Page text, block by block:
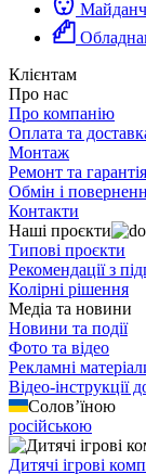
Клієнтам
Про нас
Про компанію
Оплата та
Монтаж
Ремонт та гарантія
Обмін і
Контакти
Наші проєкти
Типові проєкти
Рекомендації з
Колірні рішення
Медіа та новини
Новини та події
Фото та відео
Рекламні
Відео-інструкції
Солов’їною
російською
Дитячі ігрові